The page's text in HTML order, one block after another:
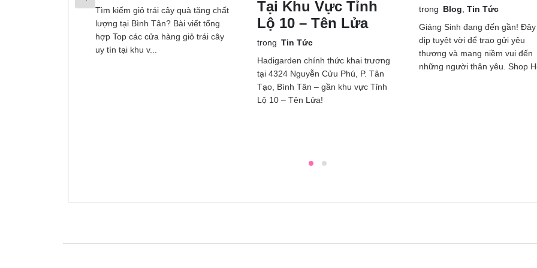
Tìm kiếm giỏ trái cây quà tặng chất
lượng tại Bình Tân? Bài viết tổng
hợp Top các cửa hàng giỏ trái cây
uy tín tại khu v...
Tại Khu Vực Tỉnh
Lộ 10 – Tên Lửa
trong Tin Tức
Hadigarden chính thức khai trương
tại 4324 Nguyễn Cửu Phú, P. Tân
Tạo, Bình Tân – gần khu vực Tỉnh
Lộ 10 – Tên Lửa!
trong Blog Tin Tức
Giáng Sinh đang đến gần! Đây
dịp tuyệt vời để trao gửi yêu
thương và mang niềm vui đến
những người thân yêu. Shop